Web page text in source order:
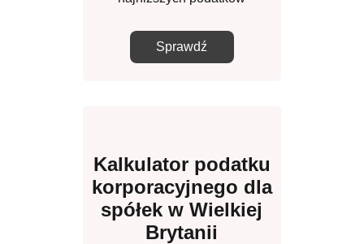
Sprawdź
Kalkulator podatku
korporacyjnego dla
spółek w Wielkiej
Brytanii